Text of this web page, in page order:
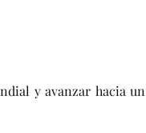
y avanzar hacia un